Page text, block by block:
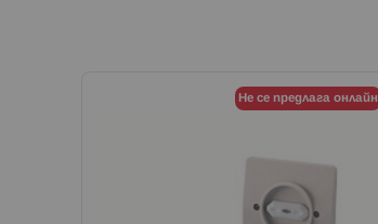
Не се предлага онлайн